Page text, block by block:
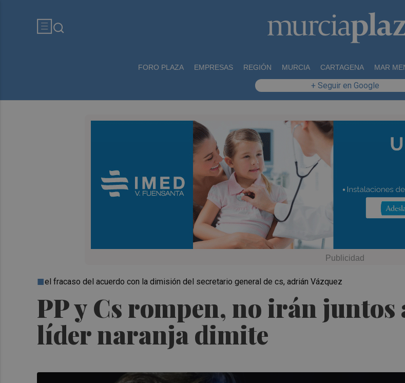
FORO PLAZA EMPRESAS REGIÓN MURCIA CARTAGENA MAR
+ Seguir en Google
PP y Cs rompen, no irán juntos
líder naranja dimite
el fracaso del acuerdo con la dimisión del secretario general de cs, adrián Vázquez